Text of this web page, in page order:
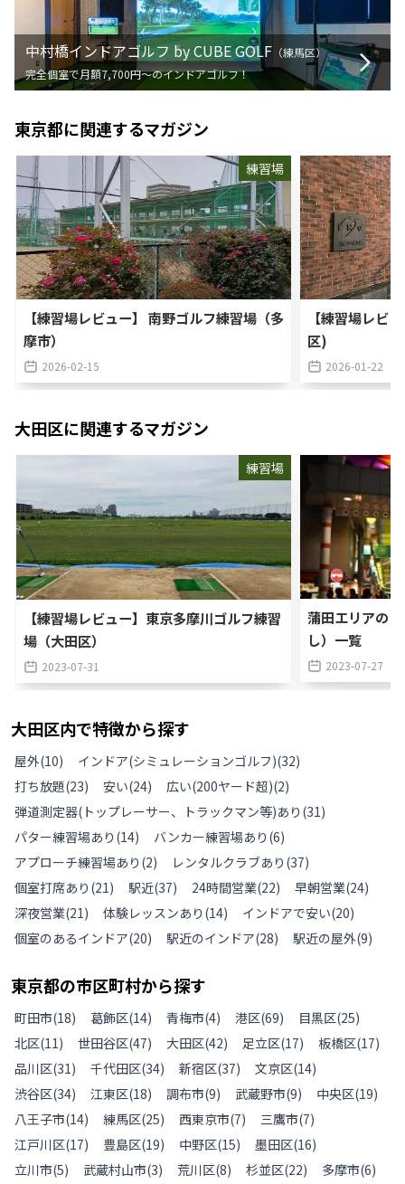
中村橋インドアゴルフ by CUBE GOLF （練馬区）
完全個室で月額7,700円〜のインドアゴルフ！
東京都に関連するマガジン
練習場
【練習場レビュー】 南野ゴルフ練習場（多
摩市）
2026-02-15
【練習場レビ
区)
2026-01-22
大田区に関連するマガジン
練習場
【練習場レビュー】東京多摩川ゴルフ練習
場（大田区）
2023-07-31
蒲田エリアの
し）一覧
2023-07-27
大田区内で特徴から探す
屋外(10) インドア(シミュレーションゴルフ)(32)
打ち放題(23) 安い(24) 広い(200ヤード超)(2)
弾道測定器(トップレーサー、トラックマン等)あり (31)
パター練習場あり (14) バンカー練習場あり (6)
アプローチ練習場あり (2) レンタルクラブあり (37)
個室打席あり (21) 駅近(37) 24時間営業(22) 早朝営業(24)
深夜営業(21) 体験レッスンあり (14) インドアで安い(20)
個室のあるインドア(20) 駅近のインドア(28) 駅近の屋外(9)
東京都の市区町村から探す
町田市(18) 葛飾区(14) 青梅市(4) 港区(69) 目黒区(25)
北区(11) 世田谷区(47) 大田区(42) 足立区(17) 板橋区(17)
品川区(31) 千代田区(34) 新宿区(37) 文京区(14)
渋谷区(34) 江東区(18) 調布市(9) 武蔵野市(9) 中央区(19)
八王子市(14) 練馬区(25) 西東京市(7) 三鷹市(7)
江戸川区(17) 豊島区(19) 中野区(15) 墨田区(16)
立川市(5) 武蔵村山市(3) 荒川区(8) 杉並区(22) 多摩市(6)